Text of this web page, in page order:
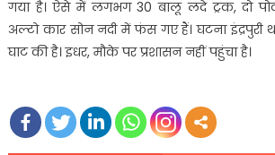
गया है। ऐसे में लगभग 30 बालू लदे ट्रक, दो
अल्टो कार सोन नदी में फंस गए हैं। घटना इंद्रपुरी
घाट की है। इधर, मौके पर प्रशासन नहीं पहुंचा है।